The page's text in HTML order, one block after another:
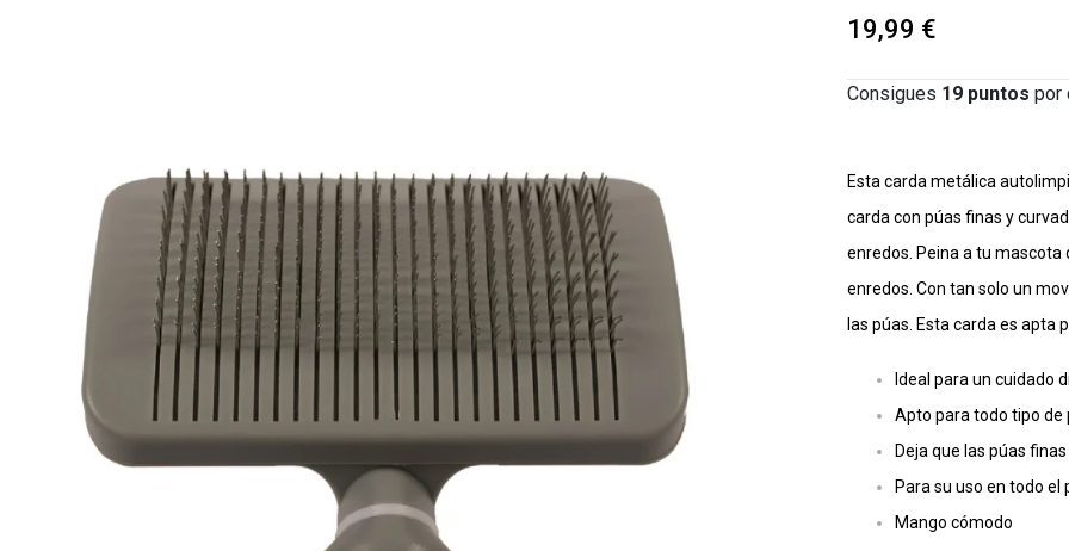
19,99 €
Consigues 19 puntos por
Esta carda metálica
carda con púas finas y
enredos. Peina a tu mascota
enredos. Con tan solo un
las púas. Esta carda es apta
Ideal para un cuidado
Apto para todo tipo de
Deja que las púas
Para su uso en todo el
Mango cómodo